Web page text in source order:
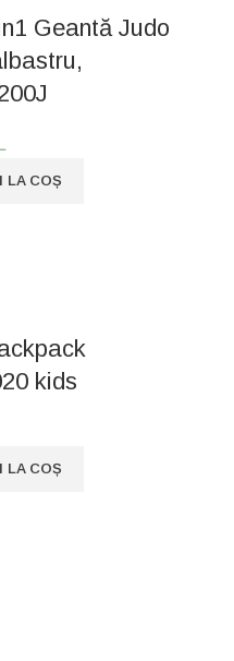
Geantă Judo
LA COȘ
kids
LA COȘ